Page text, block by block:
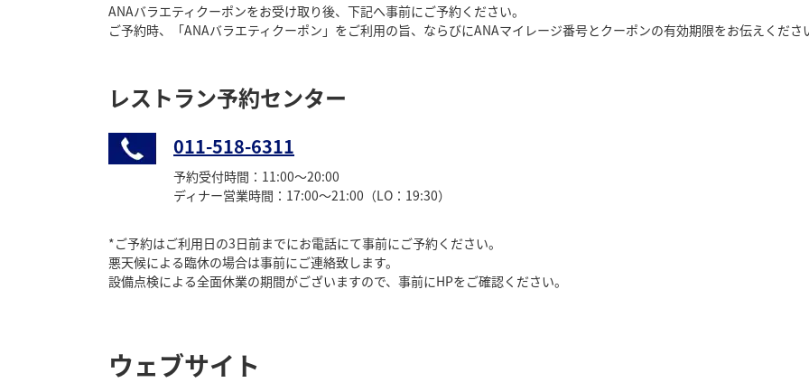
ANAバラエティクーポンをお受け取り後、下記へ事前にご予約ください。
ご予約時、「ANAバラエティクーポン」をご利用の旨、ならびにANAマイレージ番号とクーポンの有効期限をお伝えくださ
レストラン予約センター
011-518-6311
予約受付時間：11:00～20:00
ディナー営業時間：17:00～21:00（LO：19:30）
*ご予約はご利用日の3日前までにお電話にて事前にご予約ください。
悪天候による臨休の場合は事前にご連絡致します。
設備点検による全面休業の期間がございますので、事前にHPをご確認ください。
ウェブサイト